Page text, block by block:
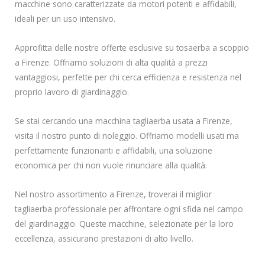
macchine sono caratterizzate da motori potenti e affidabili,
ideali per un uso intensivo.
Approfitta delle nostre offerte esclusive su tosaerba a scoppio
a Firenze. Offriamo soluzioni di alta qualità a prezzi
vantaggiosi, perfette per chi cerca efficienza e resistenza nel
proprio lavoro di giardinaggio.
Se stai cercando una macchina tagliaerba usata a Firenze,
visita il nostro punto di noleggio. Offriamo modelli usati ma
perfettamente funzionanti e affidabili, una soluzione
economica per chi non vuole rinunciare alla qualità.
Nel nostro assortimento a Firenze, troverai il miglior
tagliaerba professionale per affrontare ogni sfida nel campo
del giardinaggio. Queste macchine, selezionate per la loro
eccellenza, assicurano prestazioni di alto livello.